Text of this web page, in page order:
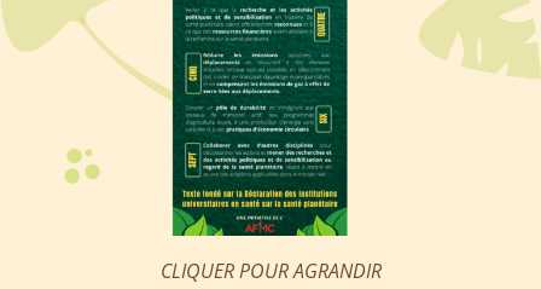
CLIQUER POUR AGRANDIR